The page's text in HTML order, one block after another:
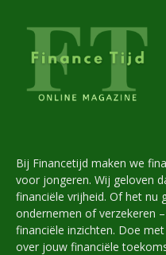
Bij Financetijd maken we
voor jongeren. Wij geloven
financiële vrijheid. Of het nu
ondernemen of verzekeren
financiële inzichten. Doe
over jouw financiële